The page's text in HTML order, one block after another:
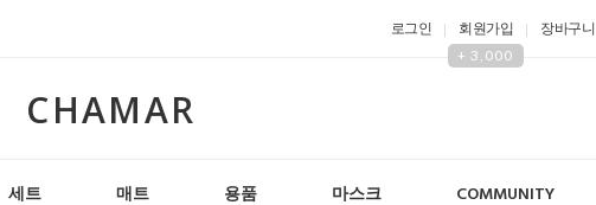
로그인 회원가입
+ 3,000
장바구니
CHAMAR
세트 매트 용품 마스크 COMMUNITY